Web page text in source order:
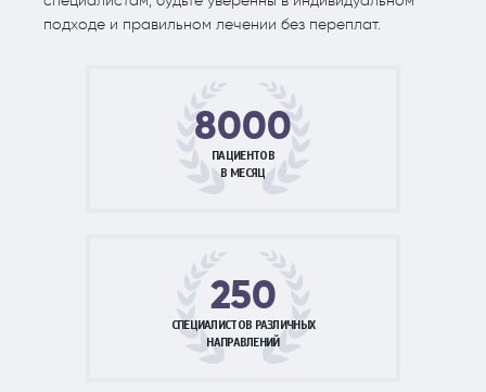
подходе и правильном лечении без переплат.
8000
ПАЦИЕНТОВ
В МЕСЯЦ
250
СПЕЦИАЛИСТОВ РАЗЛИЧНЫХ
НАПРАВЛЕНИЙ